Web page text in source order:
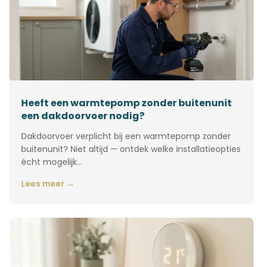
Heeft een warmtepomp zonder buitenunit
een dakdoorvoer nodig?
Dakdoorvoer verplicht bij een warmtepomp zonder
buitenunit? Niet altijd — ontdek welke installatieopties
écht mogelijk…
Lees meer →